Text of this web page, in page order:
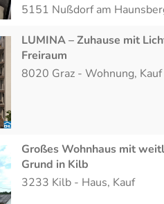
5151 Nußdorf am
LUMINA – Zuhause mit
Freiraum
8020 Graz - Wohnung, Kauf
Großes Wohnhaus mit
Grund in Kilb
3233 Kilb - Haus, Kauf